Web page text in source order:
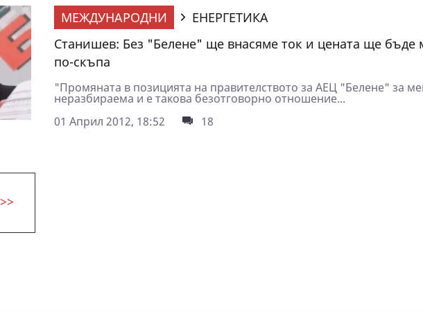
МЕЖДУНАРОДНИ
ЕНЕРГЕТИКА
Станишев: Без "Белене" ще внасяме ток и цената ще бъде
по-скъпа
"Промяната в позицията на правителството за АЕЦ "Белене" за
неразбираема и е такова безотговорно отношение...
01 Април 2012, 18:52
18
>>